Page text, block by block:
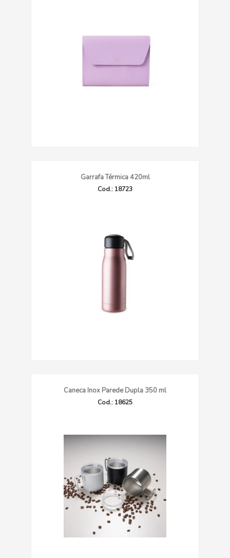
Garrafa Térmica 420ml
Cod.: 18723
Caneca Inox Parede Dupla 350 ml
Cod.: 18625